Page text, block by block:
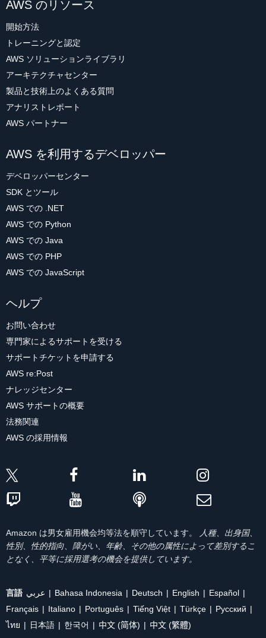
AWS のリソース
開始方法
トレーニングと認定
AWS ソリューションライブラリ
アーキテクチャセンター
製品と技術上のよくある質問
アナリストレポート
AWS パートナー
AWS を利用するデベロッパー
デベロッパーセンター
SDK とツール
AWS での .NET
AWS での Python
AWS での Java
AWS での PHP
AWS での JavaScript
ヘルプ
お問い合わせ
専門家によるサポートを受ける
サポートチケットを申請する
AWS re:Post
ナレッジセンター
AWS サポートの概要
法務関連
AWS の採用情報
Amazon は男女雇用機会均等法を順守しています。
人種、出身国、
性別、性的指向、障がい、年齢、その他の属性によって差別するこ
となく、平等に採用選考の機会を提供しています。
言語 عربي Bahasa Indonesia Deutsch English
Español
Français
Italiano Português Tiếng Việt Türkçe
Ρусский
ไทย
日本語 한국어 中文 (简体) 中文 (繁體)